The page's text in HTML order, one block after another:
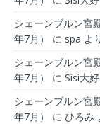
シェーンブルン宮
年7月）
に spa よ
シェーンブルン宮
年7月）
に Sisi大
シェーンブルン宮
年7月）
に ひろみ